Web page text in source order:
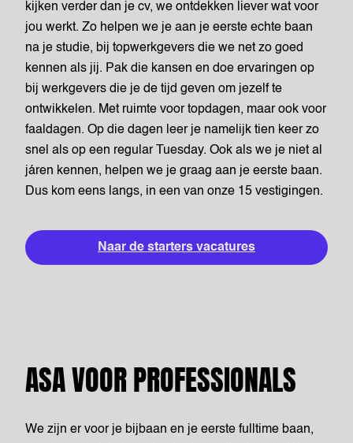
kijken verder dan je cv, we ontdekken liever wat voor
jou werkt. Zo helpen we je aan je eerste echte baan
na je studie, bij topwerkgevers die we net zo goed
kennen als jij. Pak die kansen en doe ervaringen op
bij werkgevers die je de tijd geven om jezelf te
ontwikkelen. Met ruimte voor topdagen, maar ook voor
faaldagen. Op die dagen leer je namelijk tien keer zo
snel als op een regular Tuesday. Ook als we je niet al
járen kennen, helpen we je graag aan je eerste baan.
Dus kom eens langs, in een van onze 15 vestigingen.
Naar de starters vacatures
ASA VOOR PROFESSIONALS
We zijn er voor je bijbaan en je eerste fulltime baan,